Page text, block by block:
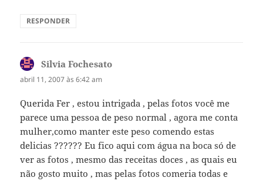
RESPONDER
Silvia Fochesato
abril 11, 2007 às 6:42 am
Querida Fer , estou intrigada , pelas fotos você me
parece uma pessoa de peso normal , agora me conta
mulher,como manter este peso comendo estas
delicias ?????? Eu fico aqui com água na boca só de
ver as fotos , mesmo das receitas doces , as quais eu
não gosto muito , mas pelas fotos comeria todas e